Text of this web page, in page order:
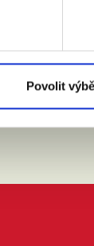
Povolit
údajů